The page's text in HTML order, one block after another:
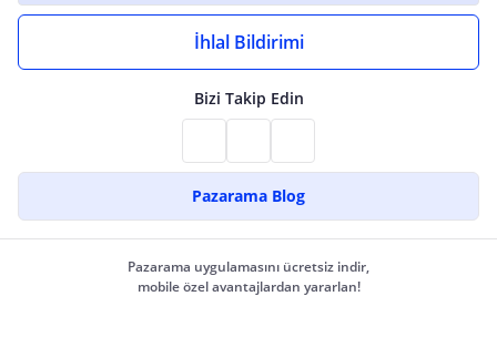
İhlal Bildirimi
Bizi Takip Edin
Pazarama Blog
Pazarama uygulamasını ücretsiz indir,
mobile özel avantajlardan yararlan!